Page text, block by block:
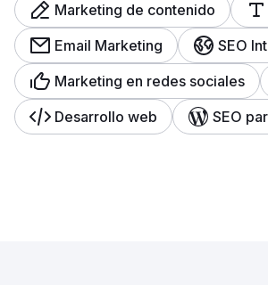
Marketing de contenido
Email Marketing
SEO
Marketing en redes sociales
Desarrollo web
SEO